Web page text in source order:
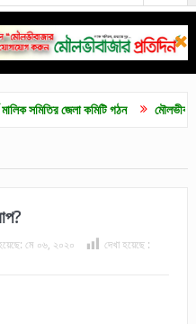
জেলা কমিটি গঠন মৌলভীবাজারে
মে ০৬, ২০২০
দেখা হয়েছে :